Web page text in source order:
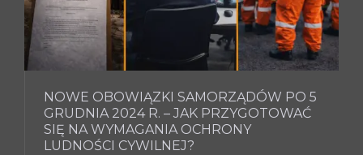
NOWE OBOWIĄZKI SAMORZĄDÓW PO 5
GRUDNIA 2024 R. – JAK PRZYGOTOWAĆ
SIĘ NA WYMAGANIA OCHRONY
LUDNOŚCI CYWILNEJ?